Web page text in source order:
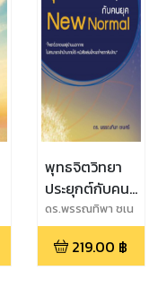
พุทธจิตวิทยา
ประยุกต์กับคน
ยุค New
Normal
ดร.พรรณทิพา ชเน
ศร์
219.00 ฿